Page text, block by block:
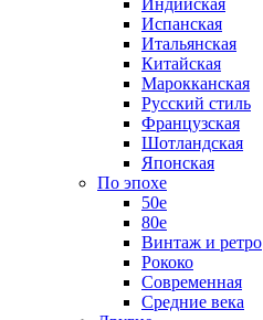
Индийская
Испанская
Итальянская
Китайская
Марокканская
Русский стиль
Французская
Шотландская
Японская
По эпохе
50е
80е
Винтаж и ретро
Рококо
Современная
Средние века